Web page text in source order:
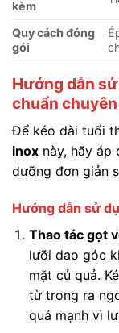
kèm
Quy cách đóng
gói
Hướng dẫn
chuẩn
Để kéo dài tuổi
inox này, hãy áp
dưỡng đơn giản
Hướng dẫn sử
Thao tác gọt
lưỡi dao góc
mặt củ quả.
từ trong ra
quá mạnh vì